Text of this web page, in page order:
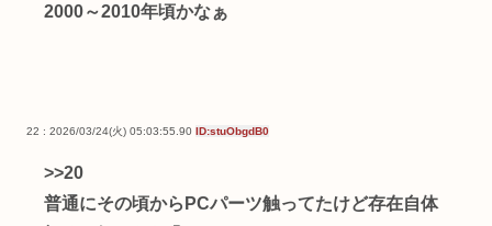
2000～2010年頃かなぁ
22 : 2026/03/24(火) 05:03:55.90 ID:stuObgdB0
>>20
普通にその頃からPCパーツ触ってたけど存在自体